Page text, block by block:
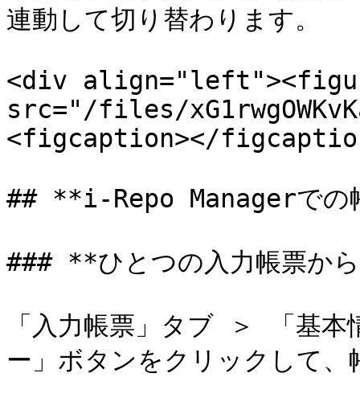
連動して切り替わります。
<div
src="/files/
<figcaption></
## **i-Repo Managerでの
### **ひとつの入力帳票か
「入力帳票」タブ ＞ 「基
ー」ボタンをクリックして